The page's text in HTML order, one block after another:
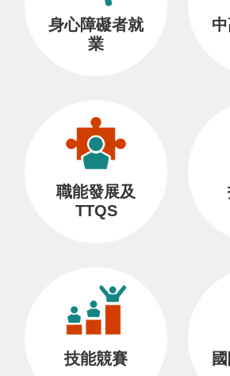
身心障礙者就
業
職能發展及
TTQS
技能競賽